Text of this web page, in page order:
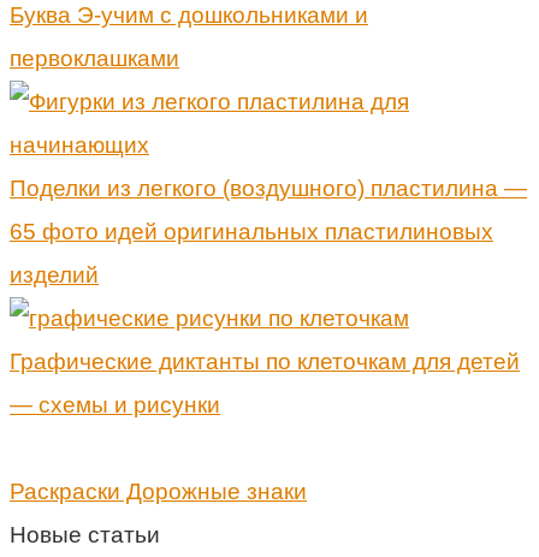
Буква Э-учим с дошкольниками и
первоклашками
Поделки из легкого (воздушного) пластилина —
65 фото идей оригинальных пластилиновых
изделий
Графические диктанты по клеточкам для детей
— схемы и рисунки
Раскраски Дорожные знаки
Новые статьи